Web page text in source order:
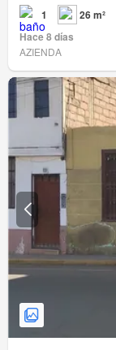
1
26 m²
Hace 8 días
AZIENDA